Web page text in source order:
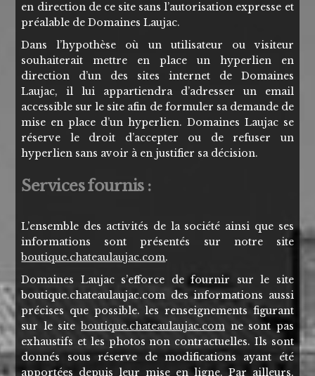
en direction de ce site sans l’autorisation expresse et
préalable de Domaines Laujac.
Dans l’hypothèse où un utilisateur ou visiteur
souhaiterait mettre en place un hyperlien en
direction d’un des sites internet de Domaines
Laujac, il lui appartiendra d’adresser un email
accessible sur le site afin de formuler sa demande de
mise en place d’un hyperlien. Domaines Laujac se
réserve le droit d’accepter ou de refuser un
hyperlien sans avoir à en justifier sa décision.
Services fournis :
L’ensemble des activités de la société ainsi que ses
informations sont présentés sur notre site
boutique.chateaulaujac.com.
Domaines Laujac s’efforce de fournir sur le site
boutique.chateaulaujac.com des informations aussi
précises que possible. les renseignements figurant
sur le siteboutique.chateaulaujac.com ne sont pas
exhaustifs et les photos non contractuelles. Ils sont
donnés sous réserve de modifications ayant été
apportées depuis leur mise en ligne. Par ailleurs,